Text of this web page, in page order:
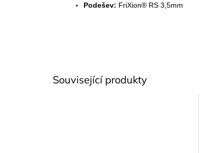
Související produkty
Podešev: FriXion® RS 3,5mm